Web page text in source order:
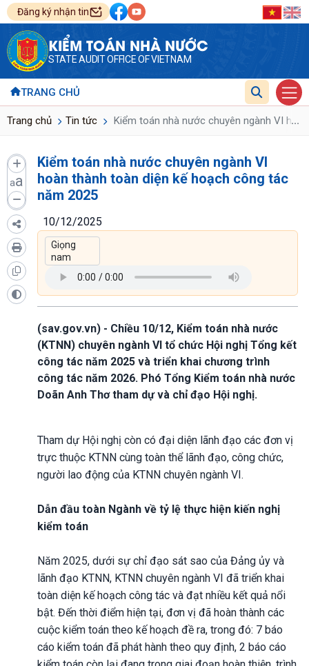
Đăng ký nhận tin
KIỂM TOÁN NHÀ NƯỚC
STATE AUDIT OFFICE OF VIETNAM
TRANG CHỦ
Trang chủ Tin tức Kiểm toán nhà nước chuyên ngành VI ...
aa
Kiểm toán nhà nước chuyên ngành VI
hoàn thành toàn diện kế hoạch công tác
năm 2025
10/12/2025
(sav.gov.vn) - Chiều 10/12, Kiểm toán nhà nước
(KTNN) chuyên ngành VI tổ chức Hội nghị Tổng kết
công tác năm 2025 và triển khai chương trình
công tác năm 2026. Phó Tổng Kiểm toán nhà nước
Doãn Anh Thơ tham dự và chỉ đạo Hội nghị.
Tham dự Hội nghị còn có đại diện lãnh đạo các đơn vị
trực thuộc KTNN cùng toàn thể lãnh đạo, công chức,
người lao động của KTNN chuyên ngành VI.
Dẫn đầu toàn Ngành về tỷ lệ thực hiện kiến nghị
kiểm toán
Năm 2025, dưới sự chỉ đạo sát sao của Đảng ủy và
lãnh đạo KTNN, KTNN chuyên ngành VI đã triển khai
toàn diện kế hoạch công tác và đạt nhiều kết quả nổi
bật. Đến thời điểm hiện tại, đơn vị đã hoàn thành các
cuộc kiểm toán theo kế hoạch đề ra, trong đó: 7 báo
cáo kiểm toán đã phát hành theo quy định, 2 báo cáo